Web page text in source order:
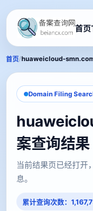
首页
首页/huaweicloud-
Domain Filing
案查询结果
当前结果页已经打开
息。
累计查询次数：